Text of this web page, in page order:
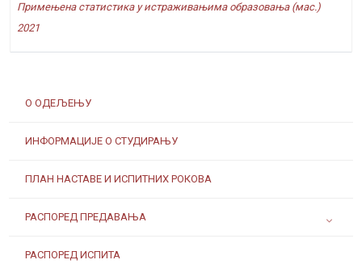
О ОДЕЉЕЊУ
ИНФОРМАЦИЈЕ О СТУДИРАЊУ
ПЛАН НАСТАВЕ И ИСПИТНИХ РОКОВА
РАСПОРЕД ПРЕДАВАЊА
РАСПОРЕД ИСПИТА
Примењена статистика у истраживањима образовања (мас.)
2021